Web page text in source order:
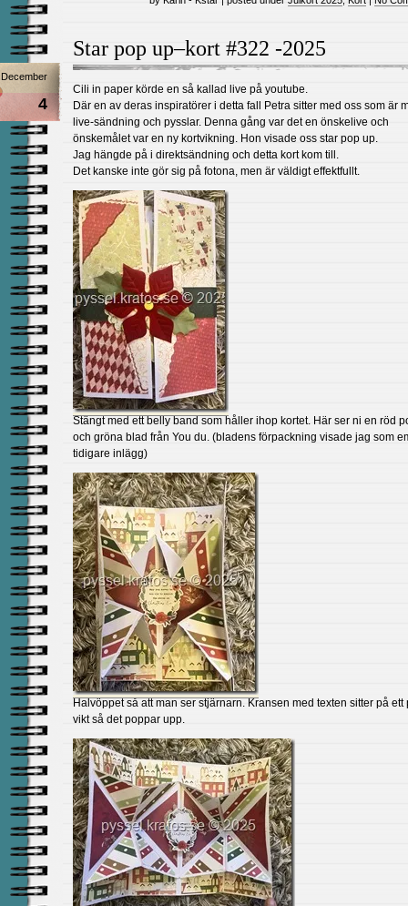
Star pop up–kort #322 -2025
December
4
Cili in paper körde en så kallad live på youtube.
Där en av deras inspiratörer i detta fall Petra sitter med oss som är
live-sändning och pysslar. Denna gång var det en önskelive och
önskemålet var en ny kortvikning. Hon visade oss star pop up.
Jag hängde på i direktsändning och detta kort kom till.
Det kanske inte gör sig på fotona, men är väldigt effektfullt.
Stängt med ett belly band som håller ihop kortet. Här ser ni en röd
och gröna blad från You du. (bladens förpackning visade jag som
tidigare inlägg)
Halvöppet så att man ser stjärnarn. Kransen med texten sitter på ett
vikt så det poppar upp.